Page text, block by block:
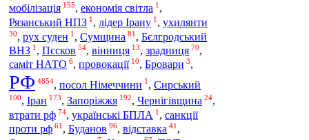
мобілізація 155, економія світла 1 ,
Рязанський НПЗ 1 , лідер Ірану 1 , ухилянти
30, рух суден 1 , Сумщина 81 , Бєлгродський
ВНЗ 1 , Пєсков 54, вінниця 13, зрадниця 70,
саміт НАТО 6, провокації 10, Бровари 3,
РФ 4854, посол Німеччини 1 , Сирський
100, Іран 173, Запоріжжя 192, Чернігівщина 24,
втрати рф 74, українські БПЛА 1 , санкції
проти рф 61 , Буданов 96, відставка 41 ,